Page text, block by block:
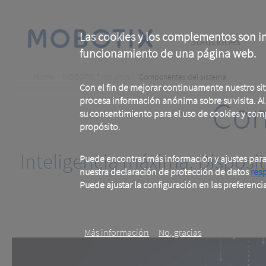
Las cookies y los complementos son
funcionamiento de una página web.
Con el fin de mejorar continuamente nuestro
procesa información anónima sobre su visita.
su consentimiento para el uso de cookies y
propósito.
Puede encontrar más información y ajustes
nuestra declaración de protección de datos
Puede ajustar la configuración en las
Más información No, gracias
content
Main
navigation
Soluciones
Breadcrumb Componentes del sistema
Inteligencia máxima.